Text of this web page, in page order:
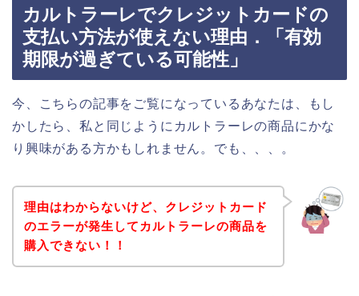
カルトラーレでクレジットカードの
支払い方法が使えない理由．「有効
期限が過ぎている可能性」
今、こちらの記事をご覧になっているあなたは、もし
かしたら、私と同じようにカルトラーレの商品にかな
り興味がある方かもしれません。でも、、、。
理由はわからないけど、クレジットカード
のエラーが発生してカルトラーレの商品を
購入できない！！